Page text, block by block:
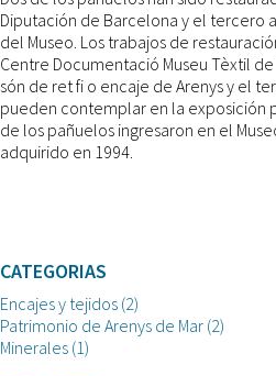
Diputación de Barcelona y el tercero
del Museo. Los trabajos de
Centre Documentació Museu Tèxtil
són de ret fi o encaje de Arenys y el
pueden contemplar en la exposición
de los pañuelos ingresaron en el
adquirido en 1994.
CATEGORIAS
Encajes y tejidos (2)
Patrimonio de Arenys de Mar (2)
Minerales (1)